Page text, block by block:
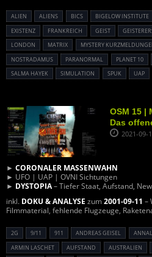
ALIEN ALIENS BICS BIGELOW INSTITUTE
EXISTENZ
FRANKREICH GEIST
LONDON
MATRIX MYSTERY
NOSTRADAMUS
PARANORMAL PLANET 10
SALMA HAYEK
SIMULATION SPUK UAP
OSM 15 |
Das
2021-09-
► CORONALER MASSENWAHN
► UFO | UAP | OVNI Sichtungen
► DYSTOPIA– Tiefer Staat, Aufstand,
inkl. DOKU & ANALYSE zum2001-09-11 –
Filmmaterial, fehlende Flugzeuge,
2G 9/11 911 ANDREAS GEISEL
ARMIN LASCHET
AUFSTAND AUSTRALIEN